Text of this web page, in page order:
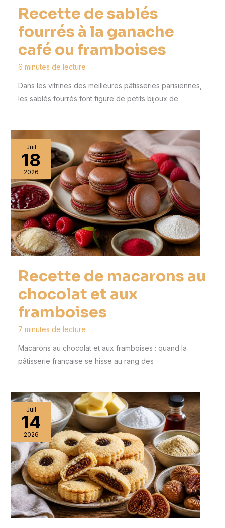
Recette de sablés
fourrés à la ganache
café ou framboises
6 minutes de lecture
Dans les vitrines des meilleures pâtisseries parisiennes,
les sablés fourrés font figure de petits bijoux de
Juil
18
2026
Recette de macarons au
chocolat et aux
framboises
7 minutes de lecture
Macarons au chocolat et aux framboises : quand la
pâtisserie française se hisse au rang des
Juil
14
2026